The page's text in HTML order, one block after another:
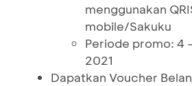
menggunakan
mobile/Sakuku
Periode promo: 4
2021
Dapatkan Voucher